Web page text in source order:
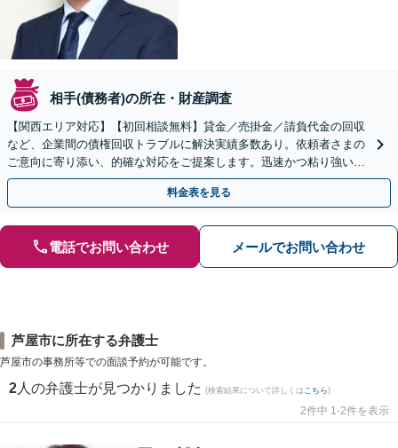
相手(債務者)の所在・財産調査
【関西エリア対応】【初回相談無料】貸金／売掛金／請負代金の回収
など、企業間の債権回収トラブルに解決実績多数あり。依頼者さまの
ご意向に寄り添い、的確な対応をご提案します。迅速かつ粘り強い交
渉で、少しでも回収できるよう尽力します【土日祝対応可】
料金表を見る
電話でお問い合わせ メールでお問い合わせ
芦屋市に所在する弁護士
芦屋市の事務所等での面談予約が可能です。
2 人の弁護士が見つかりました (検索結果について詳しくは こちら)
2件中 1-2件を表示